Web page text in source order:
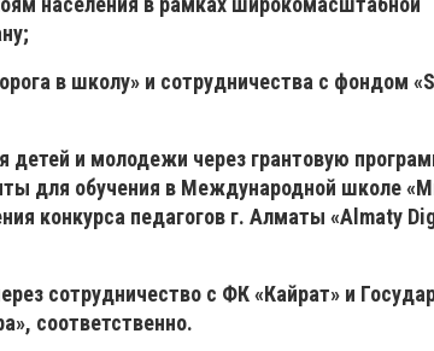
в школу» и сотрудничества с фондом
детей и молодежи через грантовую
для обучения в Международной школе
конкурса педагогов г. Алматы «Almaty
сотрудничество с ФК «Кайрат» и
соответственно.